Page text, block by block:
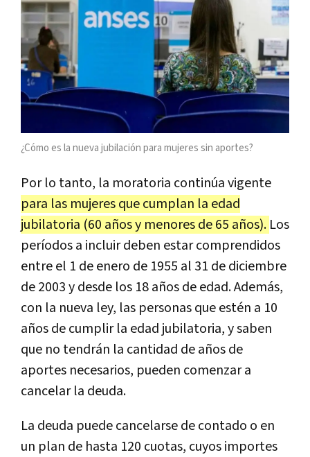
¿Cómo es la nueva jubilación para mujeres sin aportes?
Por lo tanto, la moratoria continúa vigente
para las mujeres que cumplan la edad
jubilatoria (60 años y menores de 65 años). Los
períodos a incluir deben estar comprendidos
entre el 1 de enero de 1955 al 31 de diciembre
de 2003 y desde los 18 años de edad. Además,
con la nueva ley, las personas que estén a 10
años de cumplir la edad jubilatoria, y saben
que no tendrán la cantidad de años de
aportes necesarios, pueden comenzar a
cancelar la deuda.
La deuda puede cancelarse de contado o en
un plan de hasta 120 cuotas, cuyos importes